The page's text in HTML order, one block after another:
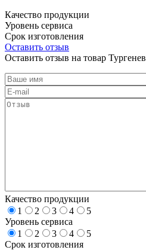
Качество продукции
Уровень сервиса
Срок изготовления
Оставить отзыв
Оставить отзыв на товар Тургенев
Качество продукции
1
2 3 4
5
Уровень сервиса
1
2 3 4
5
Срок изготовления